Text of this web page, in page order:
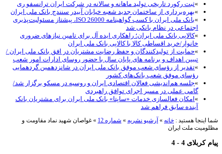
ثبت رکورد تاریخی تولید ماهانه و سالانه در شرکت ایران ترانسفو ری
بهره‌برداری از ساختمان جدید شعبه خیابان آبیدر سنندج بانک ملی ایران
بانک ملی ایران با کسب گواهینامه ISO 26000، پیشتاز مسئولیت‌پذیری
اجتماعی در نظام بانکی شد
کالاپی بانک ملی ایران؛ راهکاری ایده آل برای تامین نیازهای ضروری
خانوار/خرید اقساطی کالا با کالاپی بانک ملی ایران
حمایت از تولیدکنندگان و حفظ رضایت مشتریان در افق بانک ملی ایران /
تببین اهداف و برنامه های پایان سال با حضور روسای ادارات امور شعب
تقدیر از رؤسای شعب موفق بانک ملی ایران در شانزدهمین گردهمایی
رؤسای موفق شعب بانک‌های کشور
جلسه هم‌اندیشی فعالان اقتصادی ایران و روسیه در مسکو برگزار شد/
گامی عملی در مسیر اجرای توافق راهبردی
امکان فعالسازی خدمات «ساپتا» بانک ملی ایران برای مشتریان بانک
آینده سابق فراهم شد
هستید :خانه » آرشیو نشریه » شماره 12 » غواصان شهید نماد مقاومت و
ملت ایران
4 - 4